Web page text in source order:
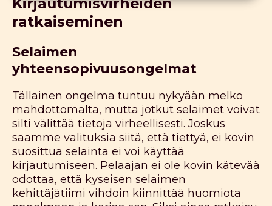
ratkaiseminen
Selaimen
yhteensopivuusongelmat
Tällainen ongelma tuntuu nykyään melko
mahdottomalta, mutta jotkut selaimet voivat
silti välittää tietoja virheellisesti. Joskus
saamme valituksia siitä, että tiettyä, ei kovin
suosittua selainta ei voi käyttää
kirjautumiseen. Pelaajan ei ole kovin kätevää
odottaa, että kyseisen selaimen
kehittäjätiimi vihdoin kiinnittää huomiota